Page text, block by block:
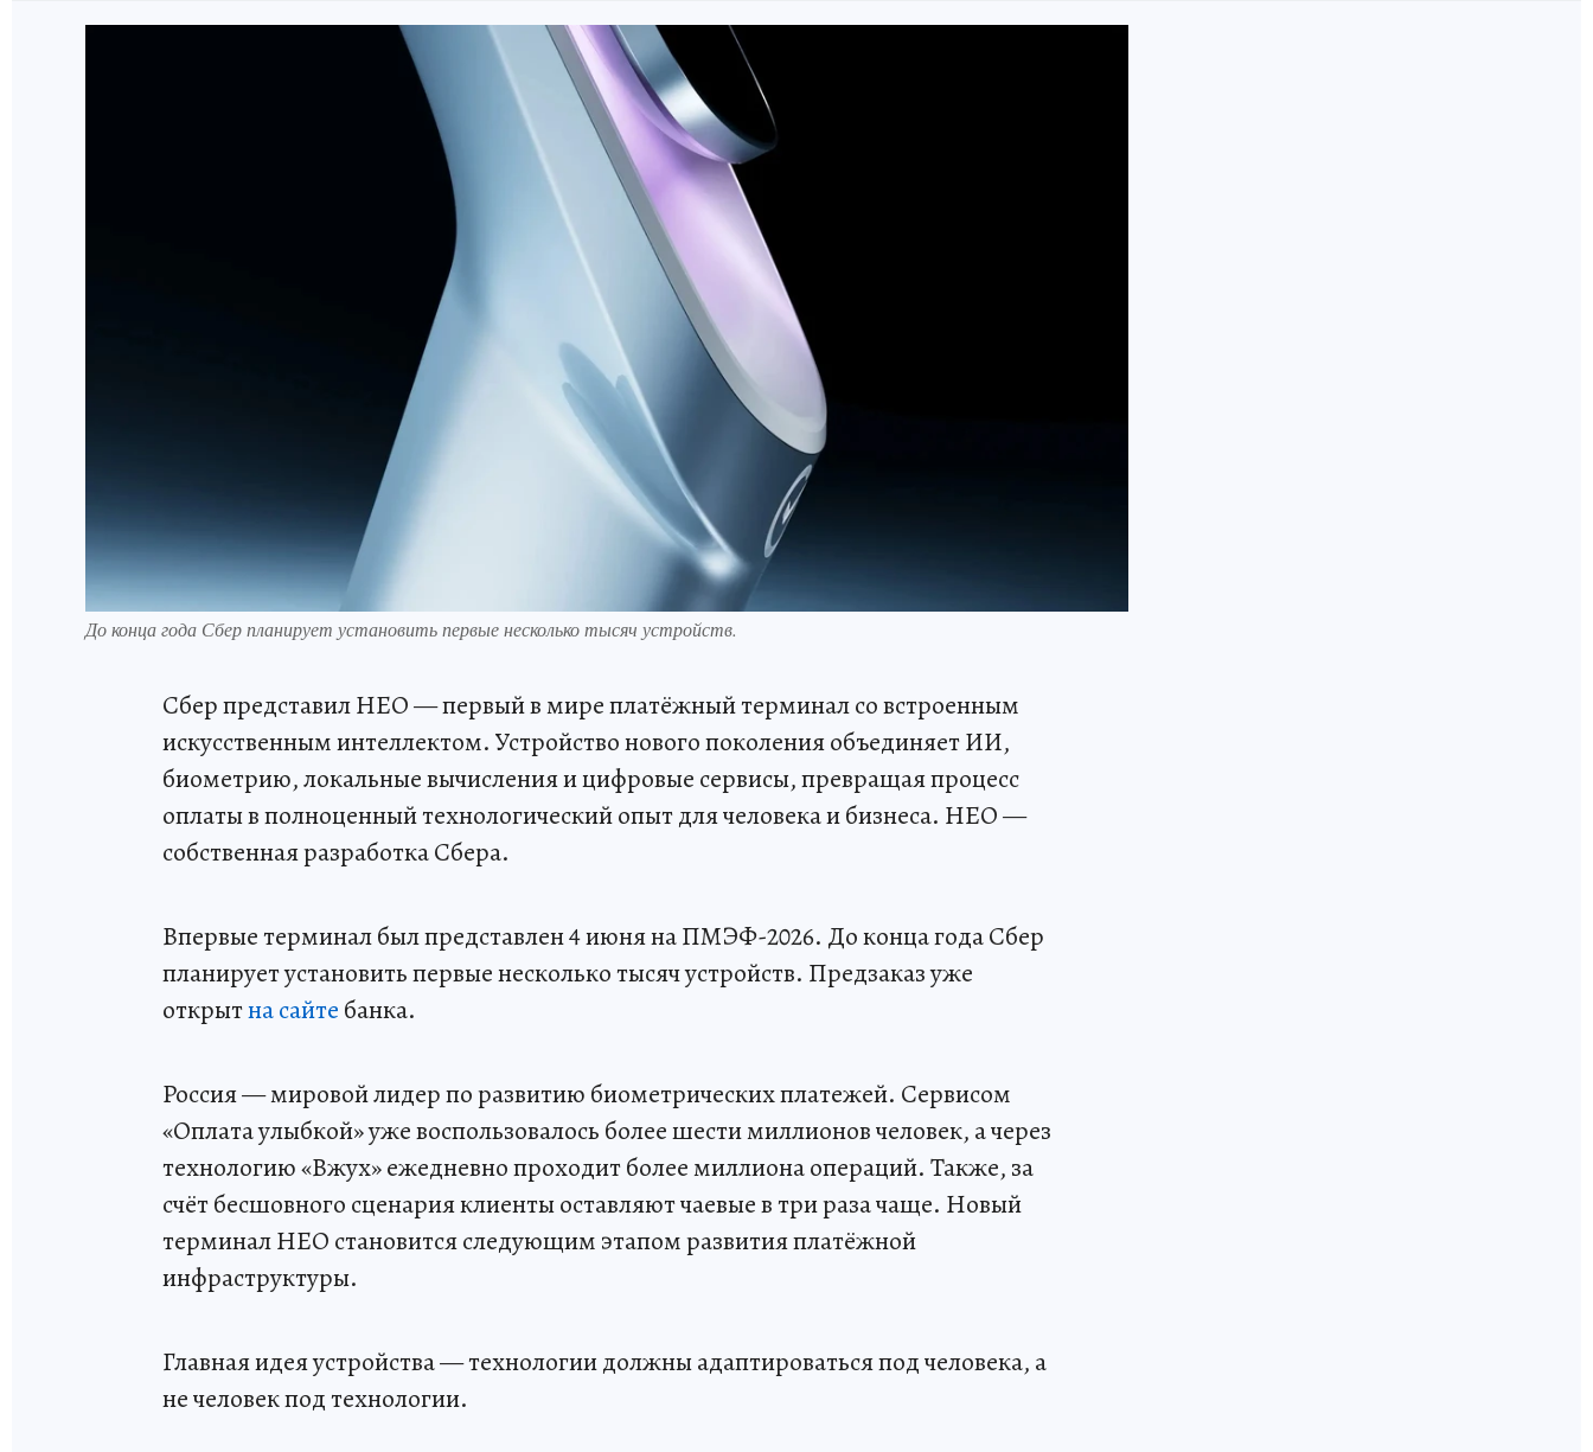
До конца года Сбер планирует установить первые несколько тысяч устройств.
Сбер представил НЕО — первый в мире платёжный терминал со встроенным
искусственным интеллектом. Устройство нового поколения объединяет ИИ,
биометрию, локальные вычисления и цифровые сервисы, превращая процесс
оплаты в полноценный технологический опыт для человека и бизнеса. НЕО —
собственная разработка Сбера.
Впервые терминал был представлен 4 июня на ПМЭФ-2026. До конца года Сбер
планирует установить первые несколько тысяч устройств. Предзаказ уже
открытна сайте банка.
Россия — мировой лидер по развитию биометрических платежей. Сервисом
«Оплата улыбкой» уже воспользовалось более шести миллионов человек, а через
технологию «Вжух» ежедневно проходит более миллиона операций. Также, за
счёт бесшовного сценария клиенты оставляют чаевые в три раза чаще. Новый
терминал НЕО становится следующим этапом развития платёжной
инфраструктуры.
Главная идея устройства — технологии должны адаптироваться под человека, а
не человек под технологии.